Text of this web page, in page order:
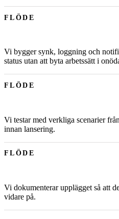
FLÖDE
Vi bygger synk, loggning och
status utan att byta arbetssätt i
FLÖDE
Vi testar med verkliga scenarier
innan lansering.
FLÖDE
Vi dokumenterar upplägget så att
vidare på.